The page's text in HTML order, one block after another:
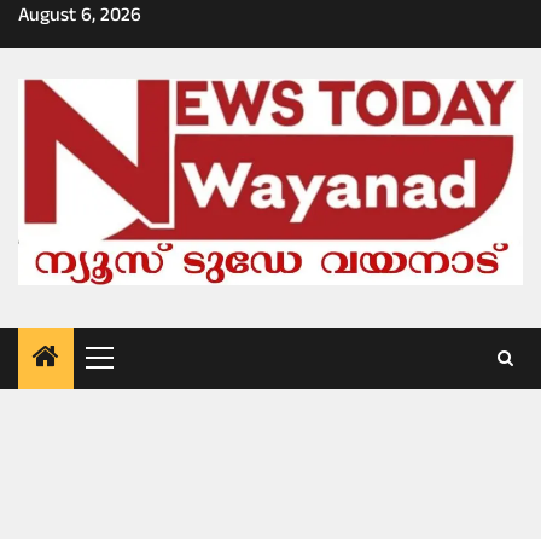
Skip
to
August 6, 2026
Primary
Menu